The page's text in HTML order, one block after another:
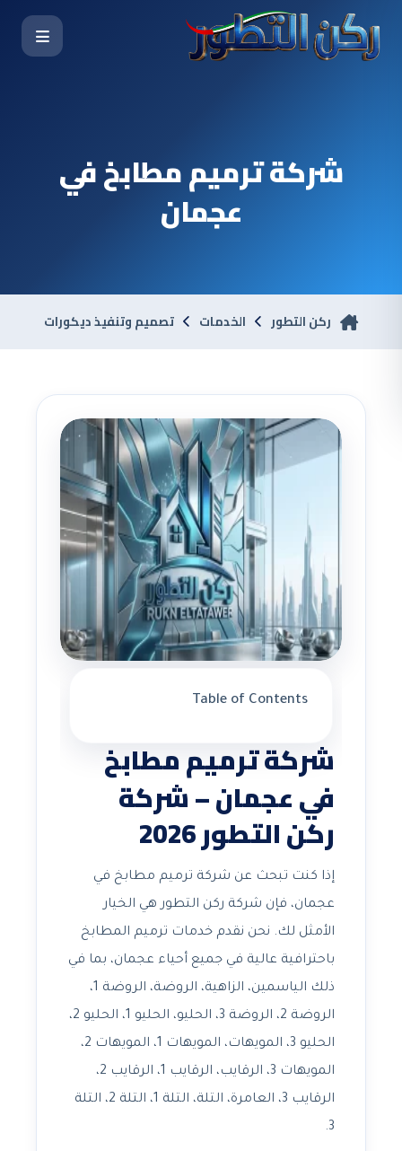
شركة ترميم مطابخ في
عجمان
ركن التطور الخدمات تصميم وتنفيذ ديكورات
Table of Contents
شركة ترميم مطابخ
في عجمان – شركة
ركن التطور 2026
إذا كنت تبحث عن شركة ترميم مطابخ في
عجمان، فإن شركة ركن التطور هي الخيار
الأمثل لك. نحن نقدم خدمات ترميم المطابخ
باحترافية عالية في جميع أحياء عجمان، بما في
ذلك الياسمين، الزاهية، الروضة، الروضة 1،
الروضة 2، الروضة 3، الحليو، الحليو 1، الحليو 2،
الحليو 3، المويهات، المويهات 1، المويهات 2،
المويهات 3، الرقايب، الرقايب 1، الرقايب 2،
الرقايب 3، العامرة، التلة، التلة 1، التلة 2، التلة
3.